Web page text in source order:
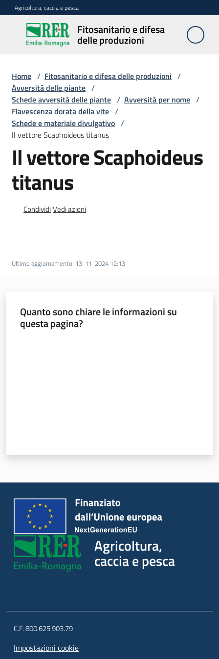
Vai al contenuto
Vai alla navigazione
Vai al footer
Agricoltura, caccia e pesca
Fitosanitario e difesa
delle produzioni
Fitosanitario
e difesa
produzioni
Avversità
delle
piante
Sorveglianza
Difesa
Vivaismo
Import-
Seguici
caccia e
pesca
Argomenti
Home / Fitosanitario e difesa delle produzioni /
Avversità delle piante /
Schede avversità delle piante / Avversità per nome /
Flavescenza dorata della vite /
Schede e materiale divulgativo /
Il vettore Scaphoideus titanus
Il vettore Scaphoideus
titanus
CondividiVedi azioni
Ultimo aggiornamento: 13-11-2024 12:13
Quanto sono chiare le informazioni su
questa pagina?
Agricoltura,
caccia e pesca
C.F. 800.625.903.79
Impostazioni cookie